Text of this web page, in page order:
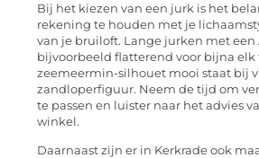
Bij het kiezen van een jurk is het
rekening te houden met je
van je bruiloft. Lange jurken met een
bijvoorbeeld flatterend voor bijna
zeemeermin-silhouet mooi staat bij
zandloperfiguur. Neem de tijd om
te passen en luister naar het advies
winkel.
Daarnaast zijn er in Kerkrade ook